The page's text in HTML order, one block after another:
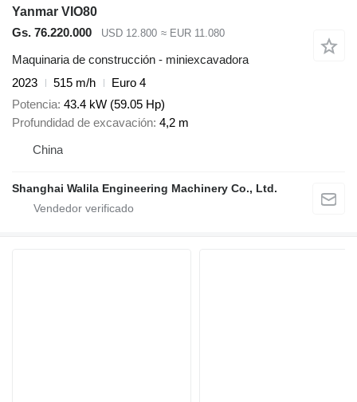
Yanmar VIO80
Gs. 76.220.000
USD 12.800 ≈ EUR 11.080
Maquinaria de construcción - miniexcavadora
2023
515 m/h
Euro 4
Potencia 43.4 kW (59.05 Hp)
Profundidad de excavación 4,2 m
China
Shanghai Walila Engineering Machinery Co., Ltd.